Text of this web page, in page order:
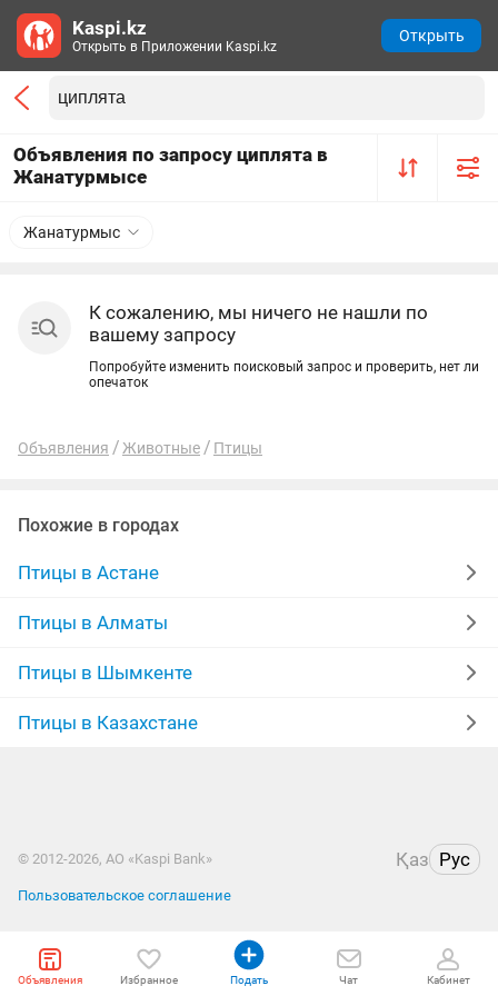
Объявления по запросу циплята в
Жанатурмысе
Жанатурмыс
К сожалению, мы ничего не нашли по
вашему запросу
Попробуйте изменить поисковый запрос и проверить, нет ли
опечаток
Объявления Животные Птицы
Похожие в городах
Птицы в Астане
Птицы в Алматы
Птицы в Шымкенте
Птицы в Казахстане
© 2012-2026, АО «Kaspi Bank» Қаз Рус
Пользовательское соглашение
Объявления Избранное Подать Чат Кабинет
Kaspi.kz
Открыть в Приложении Kaspi.kz
Открыть